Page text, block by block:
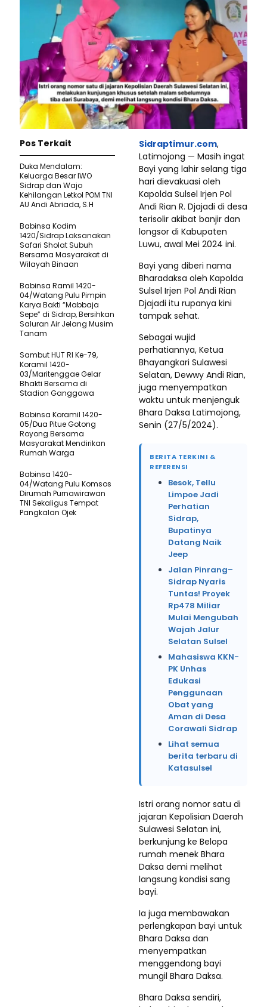
Sidraptimur.com,
Latimojong — Masih ingat
Bayi yang lahir selang tiga
hari dievakuasi oleh
Kapolda Sulsel Irjen Pol
Andi Rian R. Djajadi di desa
terisolir akibat banjir dan
longsor di Kabupaten
Luwu, awal Mei 2024 ini.
Bayi yang diberi nama
Bharadaksa oleh Kapolda
Sulsel Irjen Pol Andi Rian
Djajadi itu rupanya kini
tampak sehat.
Sebagai wujid
perhatiannya, Ketua
Bhayangkari Sulawesi
Selatan, Dewwy Andi Rian,
juga menyempatkan
waktu untuk menjenguk
Bhara Daksa Latimojong,
Senin (27/5/2024).
BERITA TERKINI &
REFERENSI
Besok, Tellu
Limpoe Jadi
Perhatian
Sidrap,
Bupatinya
Datang Naik
Jeep
Jalan Pinrang–
Sidrap Nyaris
Tuntas! Proyek
Rp478 Miliar
Mulai Mengubah
Wajah Jalur
Selatan Sulsel
Mahasiswa KKN-
PK Unhas
Edukasi
Penggunaan
Obat yang
Aman di Desa
Corawali Sidrap
Lihat semua
berita terbaru di
Katasulsel
Istri orang nomor satu di
jajaran Kepolisian Daerah
Sulawesi Selatan ini,
berkunjung ke Belopa
rumah menek Bhara
Daksa demi melihat
langsung kondisi sang
bayi.
Ia juga membawakan
perlengkapan bayi untuk
Bhara Daksa dan
menyempatkan
menggendong bayi
mungil Bhara Daksa.
Bhara Daksa sendiri,
Pos Terkait
Duka Mendalam:
Keluarga Besar IWO
Sidrap dan Wajo
Kehilangan Letkol POM TNI
AU Andi Abriada, S.H
Babinsa Kodim
1420/Sidrap Laksanakan
Safari Sholat Subuh
Bersama Masyarakat di
Wilayah Binaan
Babinsa Ramil 1420-
04/Watang Pulu Pimpin
Karya Bakti “Mabbaja
Sepe” di Sidrap, Bersihkan
Saluran Air Jelang Musim
Tanam
Sambut HUT RI Ke-79,
Koramil 1420-
03/Maritenggae Gelar
Bhakti Bersama di
Stadion Ganggawa
Babinsa Koramil 1420-
05/Dua Pitue Gotong
Royong Bersama
Masyarakat Mendirikan
Rumah Warga
Babinsa 1420-
04/Watang Pulu Komsos
Dirumah Purnawirawan
TNI Sekaligus Tempat
Pangkalan Ojek